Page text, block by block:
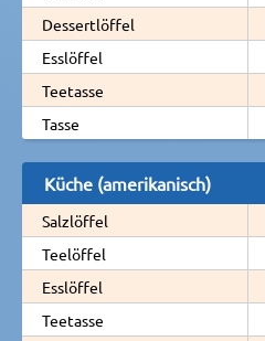
Dessertlöffel
Esslöffel
Teetasse
Tasse
Küche (amerikanisch)
Salzlöffel
Teelöffel
Esslöffel
Teetasse